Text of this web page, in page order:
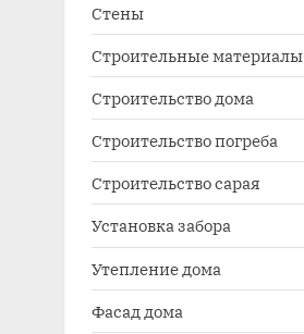
Стены
Строительные материалы
Строительство дома
Строительство погреба
Строительство сарая
Установка забора
Утепление дома
Фасад дома